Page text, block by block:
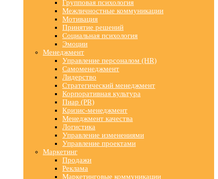
Групповая психология
Межличностные коммуникации
Мотивация
Принятие решений
Социальная психология
Эмоции
Менеджмент
Управление персоналом (HR)
Самоменеджмент
Лидерство
Стратегический менеджмент
Корпоративная культура
Пиар (PR)
Кризис-менеджмент
Менеджмент качества
Логистика
Управление изменениями
Управление проектами
Маркетинг
Продажи
Реклама
Маркетинговые коммуникации